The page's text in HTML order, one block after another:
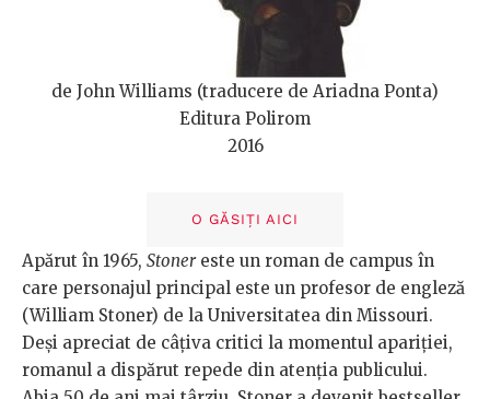
de John Williams (traducere de Ariadna Ponta)
Editura Polirom
2016
O GĂSIȚI AICI
Apărut în 1965, Stonereste un roman de campus în
care personajul principal este un profesor de engleză
(William Stoner) de la Universitatea din Missouri.
Deși apreciat de câțiva critici la momentul apariției,
romanul a dispărut repede din atenția publicului.